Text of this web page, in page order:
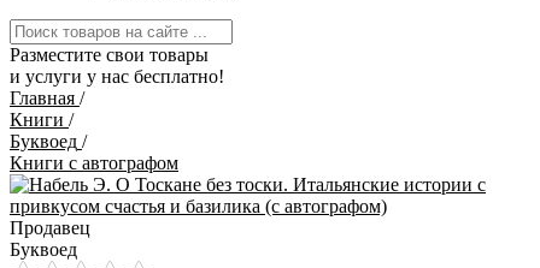
Разместите свои товары
и услуги у нас бесплатно!
Главная /
Книги /
Буквоед /
Книги с автографом
Продавец
Буквоед